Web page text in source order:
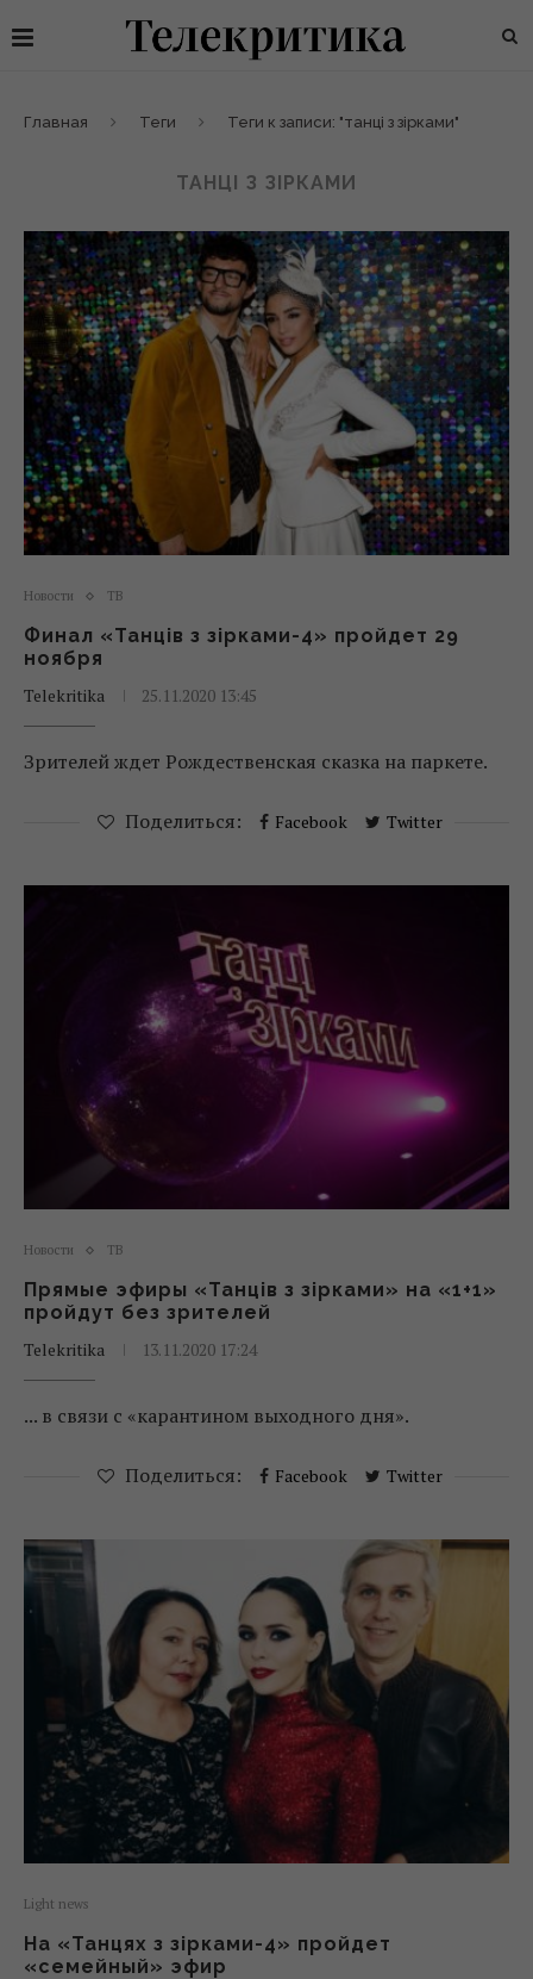
Главная Теги Теги к записи: "танці з зірками"
ТАНЦІ З ЗІРКАМИ
Новости ТВ
Финал «Танців з зірками-4» пройдет 29
ноября
Telekritika
25.11.2020 13:45
Зрителей ждет Рождественская сказка на паркете.
Поделиться: Facebook Twitter
Новости ТВ
Прямые эфиры «Танців з зірками» на «1+1»
пройдут без зрителей
Telekritika
13.11.2020 17:24
... в связи с «карантином выходного дня».
Поделиться: Facebook Twitter
Light news
На «Танцях з зірками-4» пройдет
«семейный» эфир